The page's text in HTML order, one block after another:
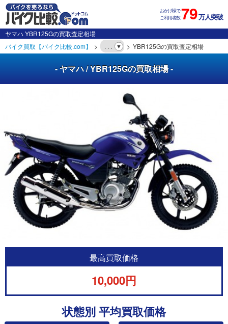
おかげ様で
ご利用者数79万人突破
ヤマハ YBR125Gの買取査定相場
バイク買取【バイク比較.com】
. . . YBR125Gの買取査定相場
- ヤマハ / YBR125Gの買取相場 -
最高買取価格
10,000円
状態別 平均買取価格